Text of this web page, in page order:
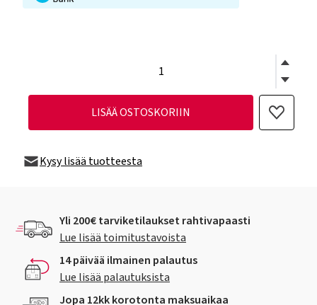
LISÄÄ OSTOSKORIIN
Kysy lisää tuotteesta
Yli 200€ tarviketilaukset rahtivapaasti
Lue lisää toimitustavoista
14 päivää ilmainen palautus
Lue lisää palautuksista
Jopa 12kk korotonta maksuaikaa